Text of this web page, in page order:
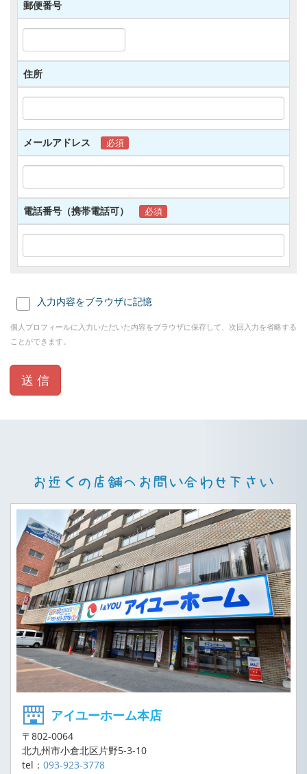
るおそれがある場合。
実施著しい支障を及ぼすおそれがある場合。
(4)個人情報の利用停止等に多額の費用を要する
であって、お客様ご自身の権利・利益を保護する
ため必要なこれに代わるべき措置をとる場合。
郵便番号
住所
メールアドレス 必須
電話番号（携帯電話可） 必須
入力内容をブラウザに記憶
個人プロフィールに入力いただいた内容をブラウザに保存して、次回入力を省略する
ことができます。
アイユーホーム本店
〒802-0064
北九州市小倉北区片野5-3-10
tel： 093-923-3778